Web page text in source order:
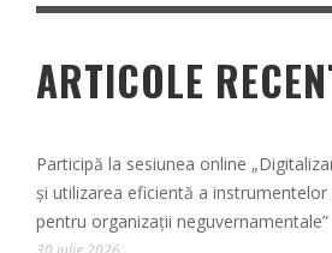
ARTICOLE
Participă la sesiunea online
și utilizarea eficientă a instrumentelor
pentru organizații neguvernamentale”